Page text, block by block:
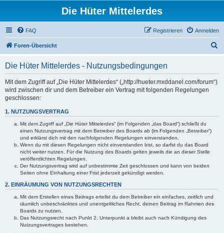
Die Hüter Mittelerdes
FAQ Anmelden
Registrieren
Foren-Übersicht
Die Hüter Mittelerdes - Nutzungsbedingungen
Mit dem Zugriff auf „Die Hüter Mittelerdes“ („http://hueter.mxddanel.com/forum“)
wird zwischen dir und dem Betreiber ein Vertrag mit folgenden Regelungen
geschlossen:
1. NUTZUNGSVERTRAG
Mit dem Zugriff auf „Die Hüter Mittelerdes“ (im Folgenden „das Board“) schließt du
einen Nutzungsvertrag mit dem Betreiber des Boards ab (im Folgenden „Betreiber“)
und erklärst dich mit den nachfolgenden Regelungen einverstanden.
Wenn du mit diesen Regelungen nicht einverstanden bist, so darfst du das Board
nicht weiter nutzen. Für die Nutzung des Boards gelten jeweils die an dieser Stelle
veröffentlichten Regelungen.
Der Nutzungsvertrag wird auf unbestimmte Zeit geschlossen und kann von beiden
Seiten ohne Einhaltung einer Frist jederzeit gekündigt werden.
2. EINRÄUMUNG VON NUTZUNGSRECHTEN
Mit dem Erstellen eines Beitrags erteilst du dem Betreiber ein einfaches, zeitlich und
räumlich unbeschränktes und unentgeltliches Recht, deinen Beitrag im Rahmen des
Boards zu nutzen.
Das Nutzungsrecht nach Punkt 2, Unterpunkt a bleibt auch nach Kündigung des
Nutzungsvertrages bestehen.